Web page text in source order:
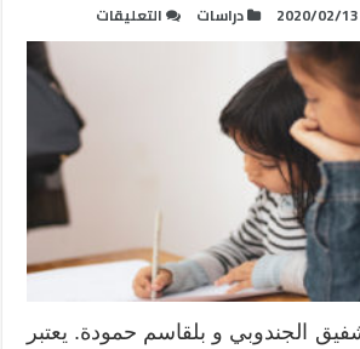
2020/02/13 دراسات التعليقات
تعلمية
الإنتاج
الكتابي
وإضاءات
علم
النفس
العرفاني
مغلقة
الجندوبي و بلقاسم حمودة. يعتبر